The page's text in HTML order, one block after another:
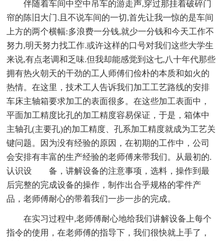
伴随着车间中空中吊车的游走声,穿过那挂着破碎门
帘的陈旧大门.且不说车间的一切,首先让我一惊的是车间
上方的两个横幅:多浪费一分钱,就少一分钱和今天工作不
努力,明天努力找工作.或许这样的口号对我们这些大学生
来说,有点老调和乏味.但我却能感觉到这七,八十年代那些
拥有热火朝天的干劲的工人师傅们俭朴的本质和如火的
热情。在这里，技术工人告诉我们加工工艺路线的安排
车床主轴箱要求加工的表面很多。在这些加工表面中，
平面加工精度比孔的加工精度容易保证，于是，箱体中
主轴孔(主要孔)的加工精度、孔系加工精度就成为工艺关
键问题。因为没有经验的原因，在初期的工作中，公司
会安排有丰富的生产经验的老师傅来带我们。从最初的.
认识设 备，讲解设备的注意事项，选料，操作到最
后完整的完成设备的操作，制作出合乎规格的零件产
品，老师傅耐心的带着我们一步一步的完成。
在实习过程中,老师傅耐心地给我们讲解设备上每个
指令的使用，在老师傅的指导下，我们很快就上手了，